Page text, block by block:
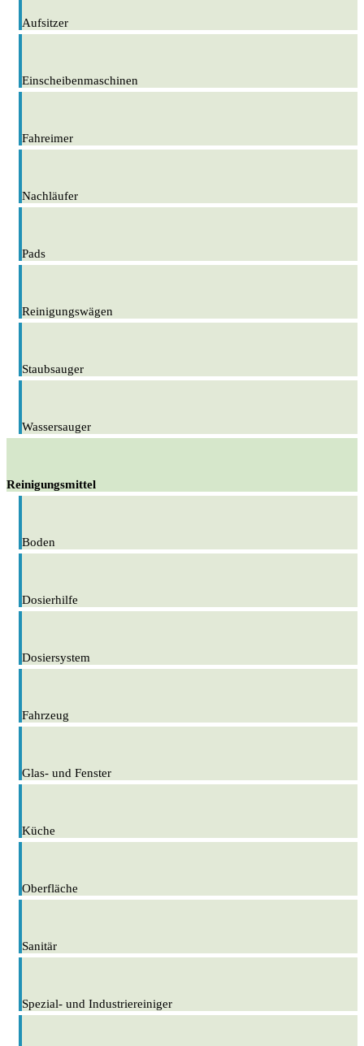
Aufsitzer
Einscheibenmaschinen
Fahreimer
Nachläufer
Pads
Reinigungswägen
Staubsauger
Wassersauger
Reinigungsmittel
Boden
Dosierhilfe
Dosiersystem
Fahrzeug
Glas- und Fenster
Küche
Oberfläche
Sanitär
Spezial- und Industriereiniger